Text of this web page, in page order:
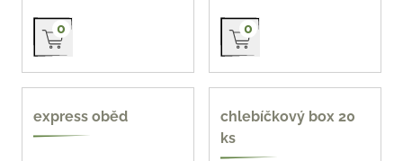
Přidat do košíku
0 Přidat do košíku
0
express oběd 55 Kč / kus
chlebíčkový box 20
ks